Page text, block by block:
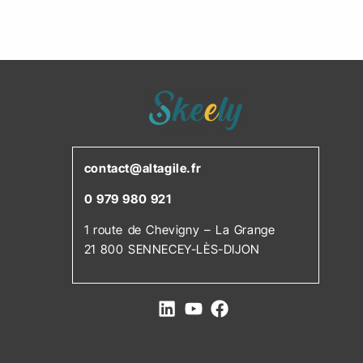
contact@altagile.fr
0 979 980 921
1 route de Chevigny – La Grange
21 800 SENNECEY-LÈS-DIJON